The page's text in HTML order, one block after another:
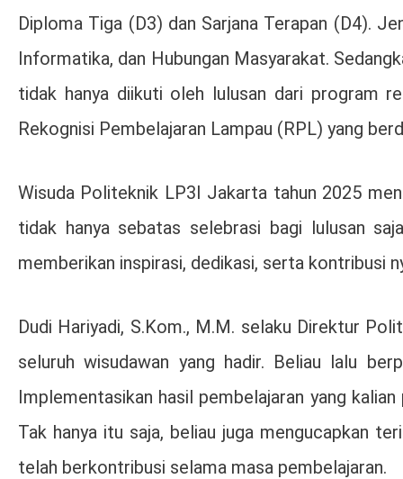
Diploma Tiga (D3) dan Sarjana Terapan (D4).
Informatika, dan Hubungan Masyarakat.
tidak hanya diikuti oleh lulusan dari program
Rekognisi Pembelajaran Lampau (RPL) yang
Wisuda Politeknik LP3I Jakarta tahun 2025
tidak hanya sebatas selebrasi bagi lulusan
memberikan inspirasi, dedikasi, serta kontribusi
Dudi Hariyadi, S.Kom., M.M. selaku Direktur
seluruh wisudawan yang hadir. Beliau lalu
Implementasikan hasil pembelajaran yang
Tak hanya itu saja, beliau juga mengucapkan
telah berkontribusi selama masa pembelajaran.